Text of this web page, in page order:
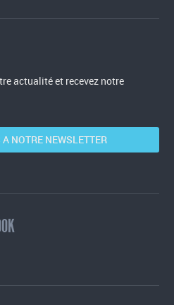
actualité et recevez notre
NOTRE NEWSLETTER